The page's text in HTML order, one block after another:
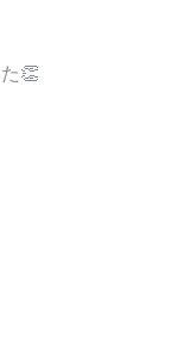
👏